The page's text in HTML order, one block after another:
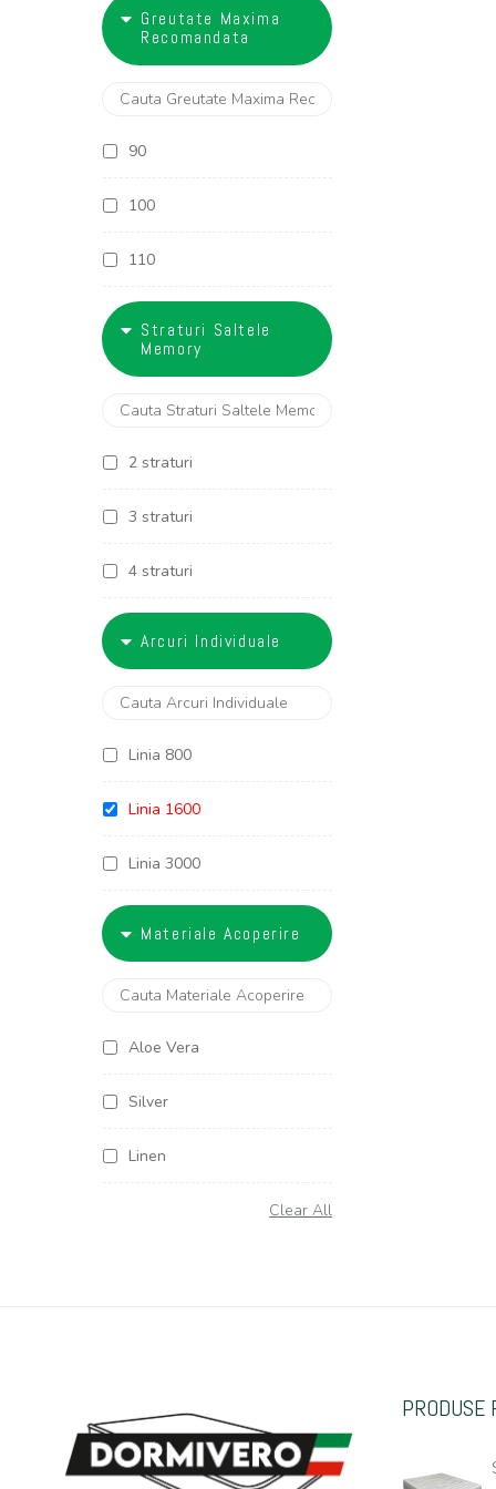
27 cm
28 cm
29 cm
30 cm
32 cm
Greutate Maxima
Recomandata
90
100
110
Straturi Saltele
Memory
2 straturi
3 straturi
4 straturi
Arcuri Individuale
Linia 800
Linia 1600
Linia 3000
Materiale Acoperire
Aloe Vera
Silver
Linen
Casmir
Jacquard
Clear All
PRODUSE